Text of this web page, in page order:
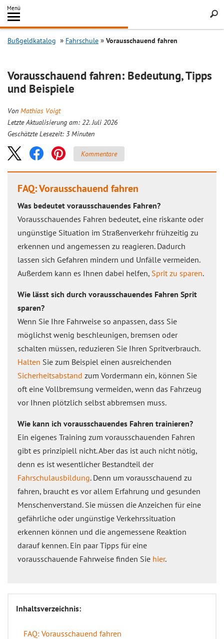
Inhalt
springen
Menü
Search
Bußgeldkatalog Fahrschule Vorausschauend fahren
Vorausschauend fahren: Bedeutung, Tipps
und Beispiele
Von Mathias Voigt
Letzte Aktualisierung am: 22. Juli 2026
Geschätzte Lesezeit: 3 Minuten
Kommentare
FAQ: Vorausschauend fahren
Was bedeutet vorausschauendes Fahren?
Vorausschauendes Fahren bedeutet, eine riskante oder
ungünstige Situation im Straßenverkehr frühzeitig zu
erkennen und angemessen zu reagieren. Dadurch
lassen sich Gefahren mindern und Unfälle vermeiden.
Außerdem kann es Ihnen dabei helfen, Sprit zu sparen.
Wie lässt sich durch vorausschauendes Fahren Sprit
sparen?
Wenn Sie Ihre Fahrweise so anpassen, dass Sie
möglichst wenig beschleunigen, bremsen oder
schalten müssen, reduzieren Sie Ihren Spritverbrauch.
Halten Sie zum Beispiel einen ausreichenden
Sicherheitsabstand zum Vordermann ein, können Sie
oft eine Vollbremsung vermeiden, wenn das Fahrzeug
vor Ihnen plötzlich selbst abbremsen muss.
Wie kann ich vorausschauendes Fahren trainieren?
Ein eigenes Training zum vorausschauenden Fahren
gibt es prinzipiell nicht. Aber das ist auch nicht nötig,
denn es ist wesentlicher Bestandteil der
Fahrschulausbildung. Denn um vorausschauend zu
fahren, braucht es vor allem Erfahrung und gesunden
Menschenverstand. Sie müssen die Anzeichen für eine
gefährliche oder ungünstige Verkehrssituation
erkennen können und die angemessene Reaktion
darauf kennen. Ein paar Tipps für eine
vorausschauende Fahrweise finden Sie hier.
Inhaltsverzeichnis:
FAQ: Vorausschauend fahren